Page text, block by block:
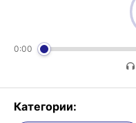
0:00
Категории: